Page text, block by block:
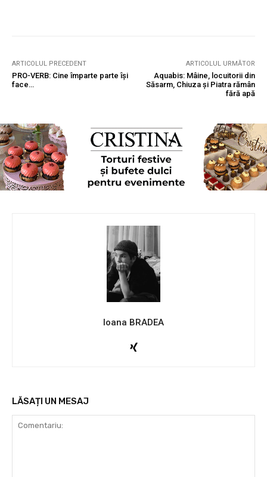
ARTICOLUL PRECEDENT
PRO-VERB: Cine împarte parte își
face…
ARTICOLUL URMĂTOR
Aquabis: Mâine, locuitorii din
Săsarm, Chiuza și Piatra rămân
fără apă
Ioana BRADEA
LĂSAȚI UN MESAJ